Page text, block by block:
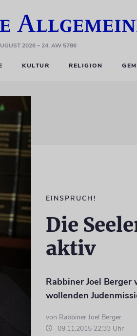
2026– 24. AW 5786
KULTUR RELIGION
EINSPRUCH!
Die
aktiv
Rabbiner Joel
wollenden
von Rabbiner Joel Berger
09.11.2015 22:33 Uhr